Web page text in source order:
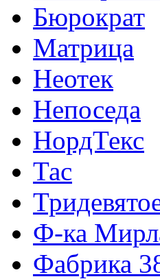
Бюрократ
Матрица
Неотек
Непоседа
НордТекс
Тас
Ф-ка
Фабрика